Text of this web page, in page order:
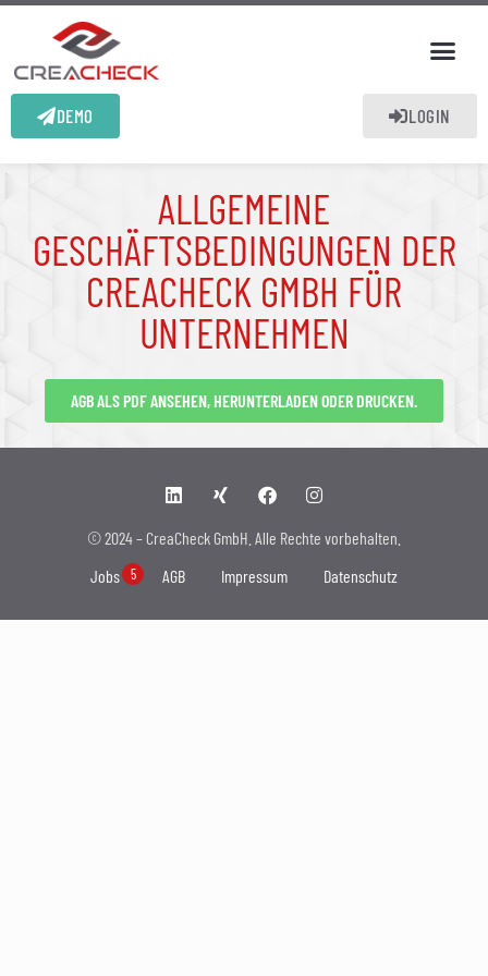
DEMO LOGIN
ALLGEMEINE
GESCHÄFTSBEDINGUNGEN DER
CREACHECK GMBH FÜR
UNTERNEHMEN
AGB ALS PDF ANSEHEN, HERUNTERLADEN ODER DRUCKEN.
© 2024 – CreaCheck GmbH. Alle Rechte vorbehalten.
Jobs
AGB Impressum Datenschutz